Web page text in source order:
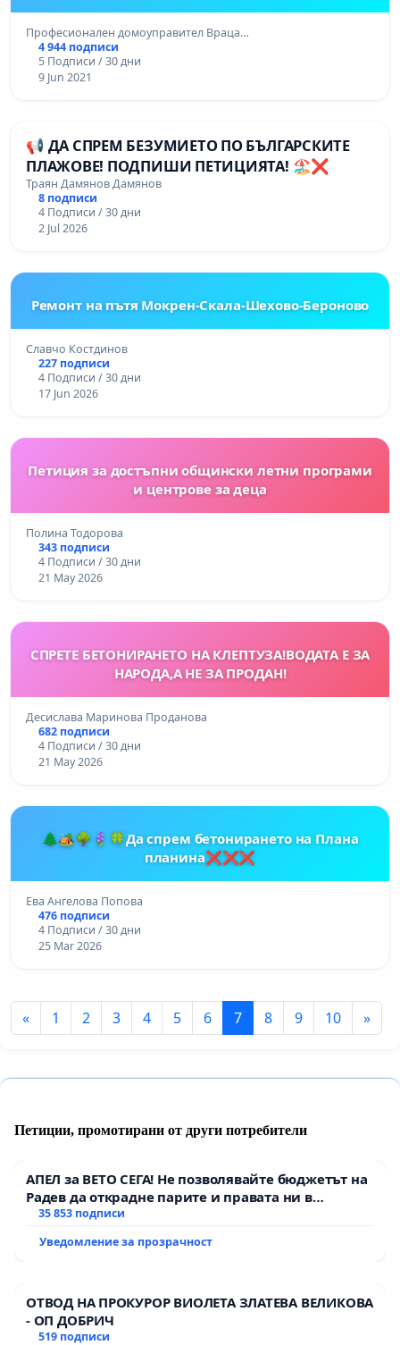
Професионален домоуправител Враца…
4 944 подписи
5 Подписи / 30 дни
9 Jun 2021
📢 ДА СПРЕМ БЕЗУМИЕТО ПО БЪЛГАРСКИТЕ
ПЛАЖОВЕ! ПОДПИШИ ПЕТИЦИЯТА! 🏖️❌
Траян Дамянов Дамянов
8 подписи
4 Подписи / 30 дни
2 Jul 2026
Ремонт на пътя Мокрен-Скала-Шехово-Бероново
Славчо Костдинов
227 подписи
4 Подписи / 30 дни
17 Jun 2026
Петиция за достъпни общински летни програми
и центрове за деца
Полина Тодорова
343 подписи
4 Подписи / 30 дни
21 May 2026
СПРЕТЕ БЕТОНИРАНЕТО НА КЛЕПТУЗА!ВОДАТА Е ЗА
НАРОДА,А НЕ ЗА ПРОДАН!
Десислава Маринова Проданова
682 подписи
4 Подписи / 30 дни
21 May 2026
🌲🏕️🌳🪻🍀Да спрем бетонирането на Плана
планина❌❌❌
Ева Ангелова Попова
476 подписи
4 Подписи / 30 дни
25 Mar 2026
« 1 2 3 4 5 6 7 8 9 10 »
Петиции, промотирани от други потребители
АПЕЛ за ВЕТО СЕГА! Не позволявайте бюджетът на
Радев да открадне парите и правата ни в
тъмното
35 853 подписи
Уведомление за прозрачност
ОТВОД НА ПРОКУРОР ВИОЛЕТА ЗЛАТЕВА ВЕЛИКОВА
- ОП ДОБРИЧ
519 подписи